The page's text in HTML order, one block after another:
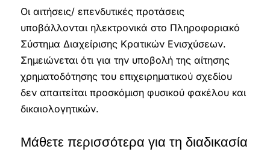
Οι αιτήσεις/ επενδυτικές προτάσεις
υποβάλλονται ηλεκτρονικά στο Πληροφοριακό
Σύστημα Διαχείρισης Κρατικών Ενισχύσεων.
Σημειώνεται ότι για την υποβολή της αίτησης
χρηματοδότησης του επιχειρηματικού σχεδίου
δεν απαιτείται προσκόμιση φυσικού φακέλου και
δικαιολογητικών.
Μάθετε περισσότερα για τη διαδικασία